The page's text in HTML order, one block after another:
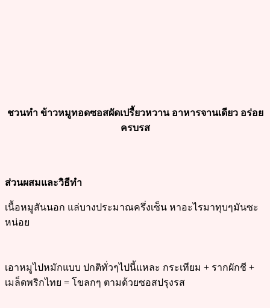
ชวนทำ ข้าวหมูทอดซอสผัดเปรี้ยวหวาน อาหารจานเดียว อร่อย
ครบรส
ส่วนผสมและวิธีทำ
เนื้อหมูสันนอก แล่บางประมาณครึ่งเซ็น หาอะไรมาทุบๆมันซะ
หน่อย
เอาหมูไปหมักแบบ ปกติทั่วๆไปนี้แหละ กระเทียม + รากผักชี +
เมล็ดพริกไทย = โขลกๆ ตามด้วยซอสปรุงรส